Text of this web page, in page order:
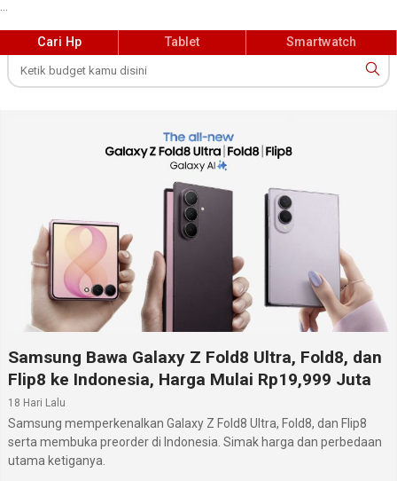
Cari Hp Tablet Smartwatch
Samsung Bawa Galaxy Z Fold8 Ultra, Fold8, dan
Flip8 ke Indonesia, Harga Mulai Rp19,999 Juta
18 Hari Lalu
Samsung memperkenalkan Galaxy Z Fold8 Ultra, Fold8, dan Flip8
serta membuka preorder di Indonesia. Simak harga dan perbedaan
utama ketiganya.